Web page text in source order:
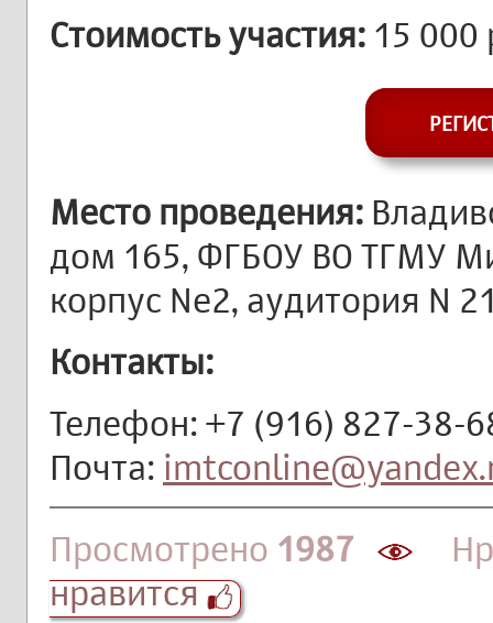
Стоимость участия: 15 000
Место проведения:
дом 165, ФГБОУ ВО ТГМУ
корпус Ne2, аудитория N
Контакты:
Телефон: +7 (916) 827-38-
Почта:
Просмотрено 1987
нравится